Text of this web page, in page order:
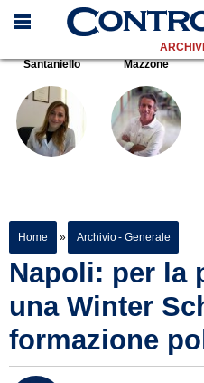
Santaniello
Mazzone
Home » Archivio - Generale
Napoli: per la
una Winter
formazione